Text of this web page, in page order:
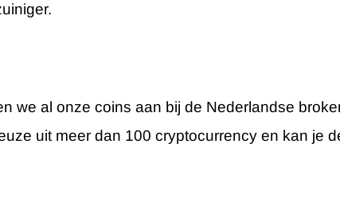
we al onze coins aan bij de Nederlandse
uit meer dan 100 cryptocurrency en kan je